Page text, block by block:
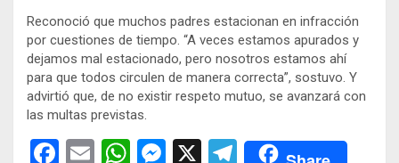
Reconoció que muchos padres estacionan en infracción
por cuestiones de tiempo. “A veces estamos apurados y
dejamos mal estacionado, pero nosotros estamos ahí
para que todos circulen de manera correcta”, sostuvo. Y
advirtió que, de no existir respeto mutuo, se avanzará con
las multas previstas.
F
E
W M X
T